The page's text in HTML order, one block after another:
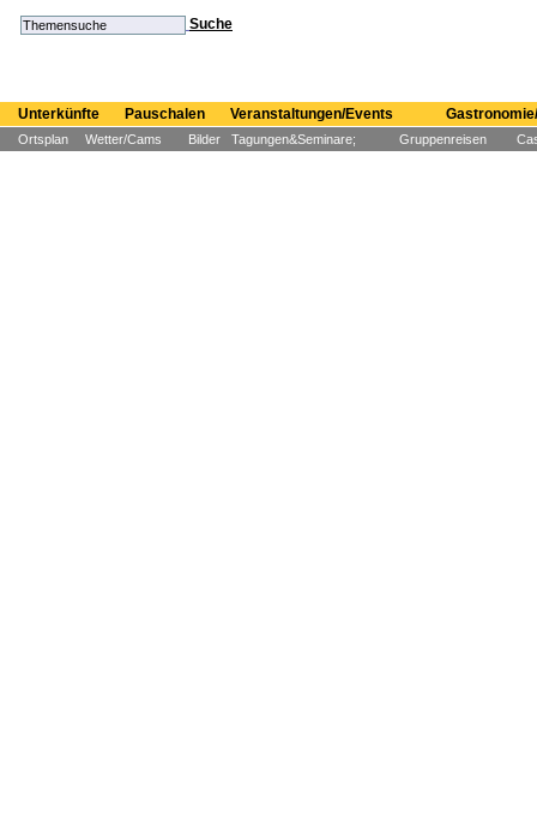
Unterkünfte Pauschalen Veranstaltungen/Events
Ortsplan Wetter/Cams Bilder Tagungen&Seminare; Gruppenreisen
Suche